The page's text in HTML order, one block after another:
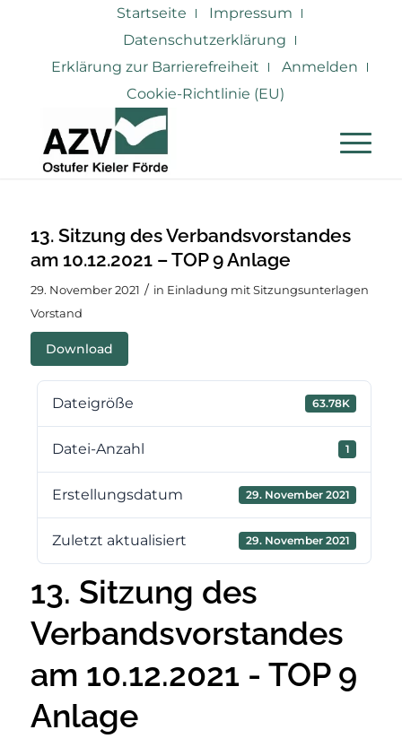
Startseite
Impressum
Datenschutzerklärung
Erklärung zur Barrierefreiheit
Anmelden
Cookie-Richtlinie (EU)
13. Sitzung des Verbandsvorstandes
am 10.12.2021 – TOP 9 Anlage
29. November 2021 / in Einladung mit Sitzungsunterlagen
Vorstand
Download
Dateigröße 63.78K
Datei-Anzahl 1
Erstellungsdatum 29. November 2021
Zuletzt aktualisiert 29. November 2021
13. Sitzung des
Verbandsvorstandes
am 10.12.2021 - TOP 9
Anlage